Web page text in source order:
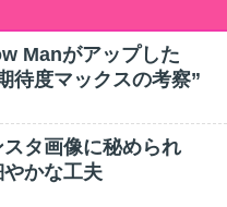
Manがアップした
待度マックスの考察”
タ画像に秘められ
かな工夫